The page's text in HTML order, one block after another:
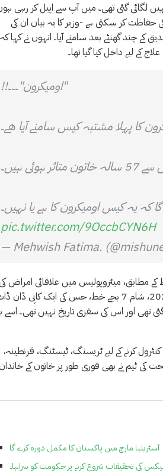
لگائی گئی تھی۔ میں آپ سے اپیل کر رہی
حفاظت کر سکتی ہے -وزیر کا یہ بیان ان کی
چند گھنٹے بعد سامنے آیا۔ انہوں نے کہا کہ
کے لیے داخل کیا گیا تھا۔
"اومیکرون"۔۔۔!!
کا پہلا مشتبہ کیس سامنے آیا ھے۔
ہیں۔
یہ کیس اومیکرون کا ہے یا نہیں۔
pic.twitter.com/9OccbCYN6H
— Mehwish Fatima.
مطابق، میٹروپولیس میں علاقائی امراض
نگرانی اور رسپانس یونٹ نے 8 دسمبر کو نئے کوویڈ 19 ‘اومیکرون’ قسم کے پہلے کیس کی اطلاع دی۔ 2021، شام 7 بجے خط، جس کی ایک کاپی
سال تھی، کو ویکسین نہیں لگائی گئی تھی اور اس کی سفری تاریخ نہیں تھی۔
کرنے کے لیے ٹریسنگ، ٹیسٹنگ، قرنطینہ،
کی ٹیم نے بھی فوری طور پر خاتون کے
آسٹریلیا مارچ میں پاکستان کا مکمل دورہ کرے گا
کی تحقیقات شروع کرنے پر حکومت کو سراہا۔